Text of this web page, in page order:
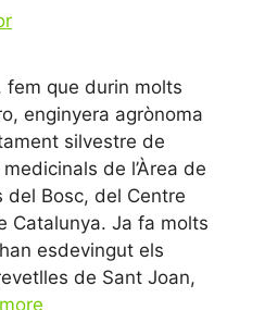
fem que durin molts
enginyera agrònoma
silvestre de
de l’Àrea de
del Bosc, del Centre
Catalunya. Ja fa molts
esdevingut els
de Sant Joan,